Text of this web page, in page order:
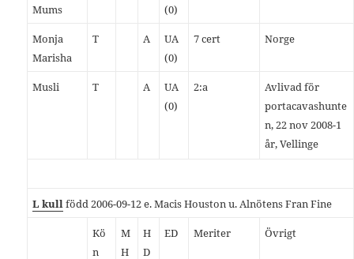
Mums
(0)
Monja
Marisha
T A
UA
(0)
7 cert Norge
Musli T A
UA
(0)
2:a
Avlivad för
portacavashunte
n, 22 nov 2008-1
år, Vellinge
L kullfödd 2006-09-12 e. Macis Houston u. Alnötens Fran Fine
Kö
n
M
H
H
D
ED Meriter Övrigt